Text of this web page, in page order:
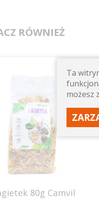
RÓWNIEŻ
80g Camvil
Ta
możesz